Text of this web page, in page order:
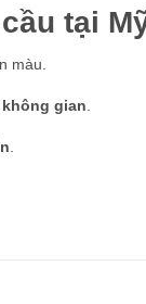
tại
màu.
gian